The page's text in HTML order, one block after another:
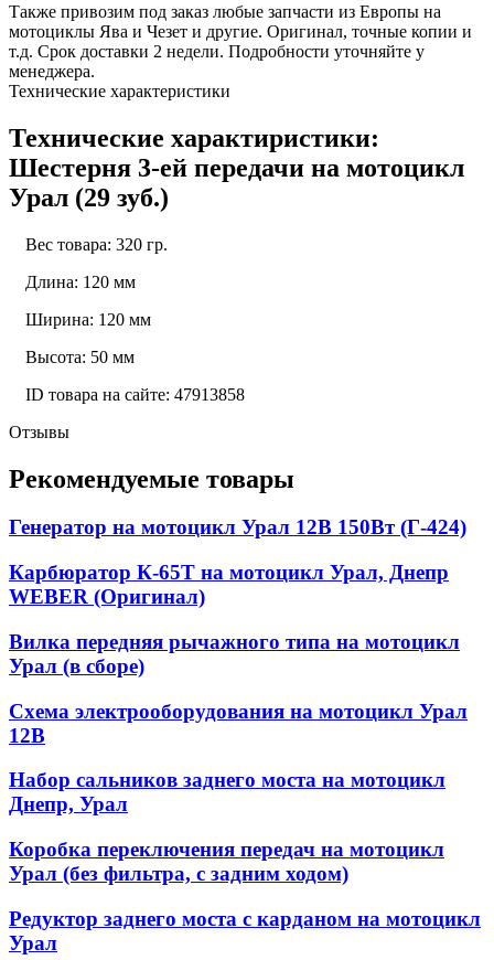
Также привозим под заказ любые запчасти из Европы на
мотоциклы Ява и Чезет и другие. Оригинал, точные копии и
т.д. Срок доставки 2 недели. Подробности уточняйте у
менеджера.
Технические характеристики
Технические характиристики:
Шестерня 3-ей передачи на мотоцикл
Урал (29 зуб.)
Вес товара: 320 гр.
Длина: 120 мм
Ширина: 120 мм
Высота: 50 мм
ID товара на сайте: 47913858
Отзывы
Рекомендуемые товары
Генератор на мотоцикл Урал 12В 150Вт (Г-424)
Карбюратор К-65Т на мотоцикл Урал, Днепр
WEBER (Оригинал)
Вилка передняя рычажного типа на мотоцикл
Урал (в сборе)
Схема электрооборудования на мотоцикл Урал
12В
Набор сальников заднего моста на мотоцикл
Днепр, Урал
Коробка переключения передач на мотоцикл
Урал (без фильтра, с задним ходом)
Редуктор заднего моста с карданом на мотоцикл
Урал